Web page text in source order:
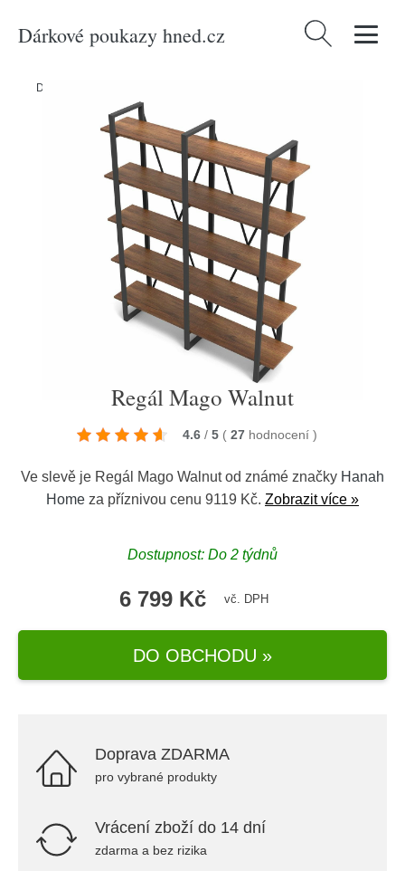
Dárkové poukazy hned.cz Vyhledávání
Domů
Regál Mago Walnut
4.6 / 5 ( 27 hodnocení )
Ve slevě je Regál Mago Walnut od známé značky Hanah
Home za příznivou cenu 9119 Kč. Zobrazit více »
Dostupnost: Do 2 týdnů
6 799 Kč vč. DPH
DO OBCHODU »
Doprava ZDARMA
pro vybrané produkty
Vrácení zboží do 14 dní
zdarma a bez rizika